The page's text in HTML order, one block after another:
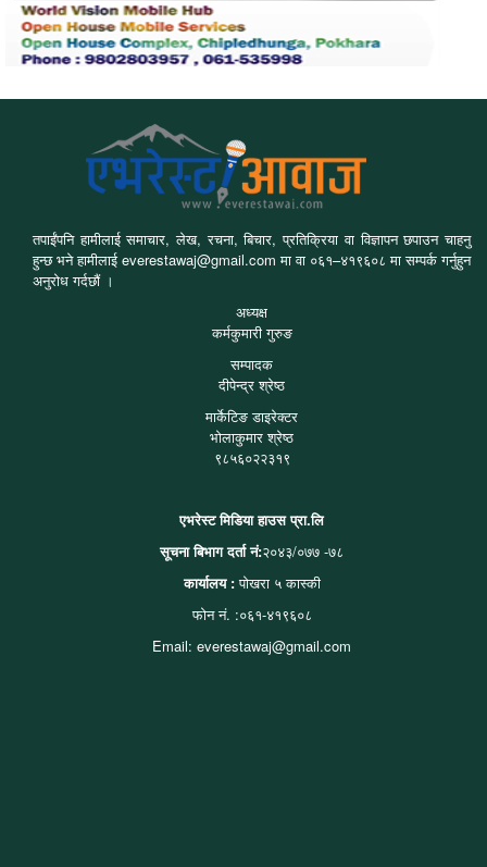
तपाईंपनि हामीलाई समाचार, लेख, रचना, बिचार, प्रतिक्रिया वा विज्ञापन छपाउन चाहनु
हुन्छ भने हामीलाई everestawaj@gmail.com मा वा ०६१–४१९६०८ मा सम्पर्क गर्नुहुन
अनुरोध गर्दछौं ।
अध्यक्ष
कर्मकुमारी गुरुङ
सम्पादक
दीपेन्द्र श्रेष्ठ
मार्केटिङ डाइरेक्टर
भोलाकुमार श्रेष्ठ
९८५६०२२३१९
एभरेस्ट मिडिया हाउस प्रा.लि
सूचना बिभाग दर्ता नं:२०४३/०७७ -७८
कार्यालय :पोखरा ५ कास्की
फोन नं. :०६१-४१९६०८
Email: everestawaj@gmail.com